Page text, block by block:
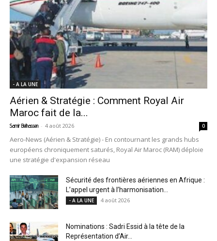
- A LA UNE
Aérien & Stratégie : Comment Royal Air
Maroc fait de la...
Samir Belhassen - 4 août 2026 0
Aero-News (Aérien & Stratégie) - En contournant les grands hubs
européens chroniquement saturés, Royal Air Maroc (RAM) déploie
une stratégie d'expansion réseau
Sécurité des frontières aériennes en Afrique :
L’appel urgent à l’harmonisation...
- A LA UNE 4 août 2026
Nominations : Sadri Essid à la tête de la
Représentation d’Air...